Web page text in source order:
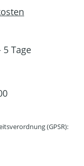
Tage
(GPSR):